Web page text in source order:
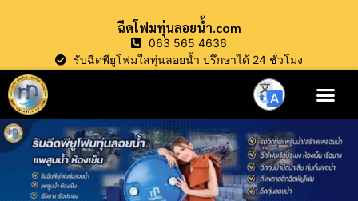
ฉีดโฟมทุ่นลอยน้ำ.com
063 565 4636
รับฉีดพียูโฟมใส่ทุ่นลอยน้ำ ปรึกษาได้ 24 ชั่วโมง